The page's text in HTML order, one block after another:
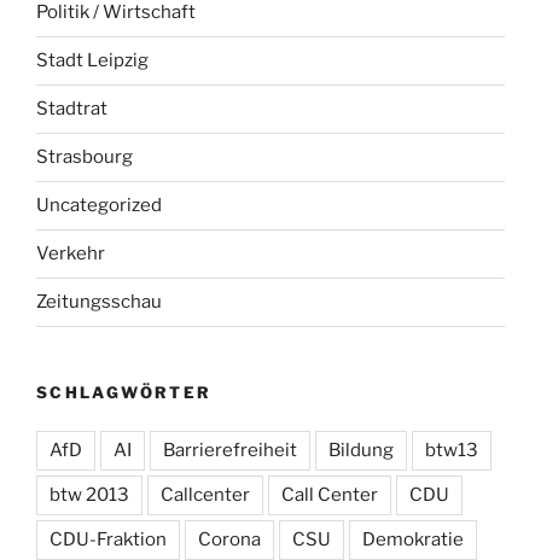
Politik / Wirtschaft
Stadt Leipzig
Stadtrat
Strasbourg
Uncategorized
Verkehr
Zeitungsschau
SCHLAGWÖRTER
AfD AI Barrierefreiheit Bildung btw13
btw 2013 Callcenter Call Center CDU
CDU-Fraktion Corona CSU Demokratie